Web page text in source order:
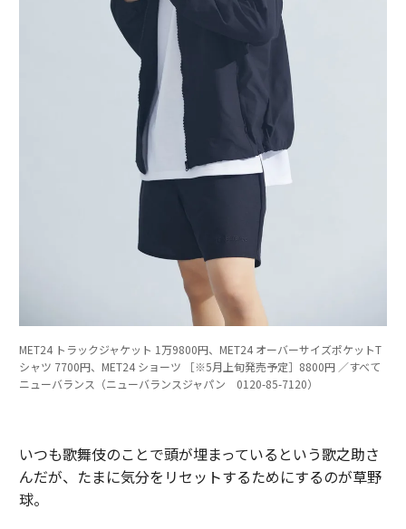
MET24 トラックジャケット 1万9800円、MET24 オーバーサイズポケットT
シャツ 7700円、MET24 ショーツ ［※5月上旬発売予定］8800円 ／すべて
ニューバランス（ニューバランスジャパン 0120-85-7120）
いつも歌舞伎のことで頭が埋まっているという歌之助さ
んだが、たまに気分をリセットするためにするのが草野
球。